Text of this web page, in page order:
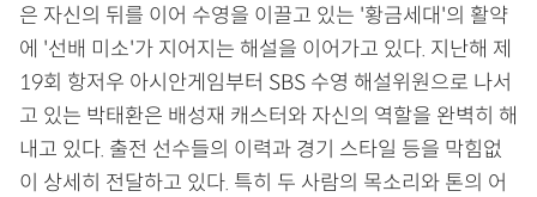
은 자신의 뒤를 이어 수영을 이끌고 있는 '황금세대'의 활약
에 '선배 미소'가 지어지는 해설을 이어가고 있다. 지난해 제
19회 항저우 아시안게임부터 SBS 수영 해설위원으로 나서
고 있는 박태환은 배성재 캐스터와 자신의 역할을 완벽히 해
내고 있다. 출전 선수들의 이력과 경기 스타일 등을 막힘없
이 상세히 전달하고 있다. 특히 두 사람의 목소리와 톤의 어